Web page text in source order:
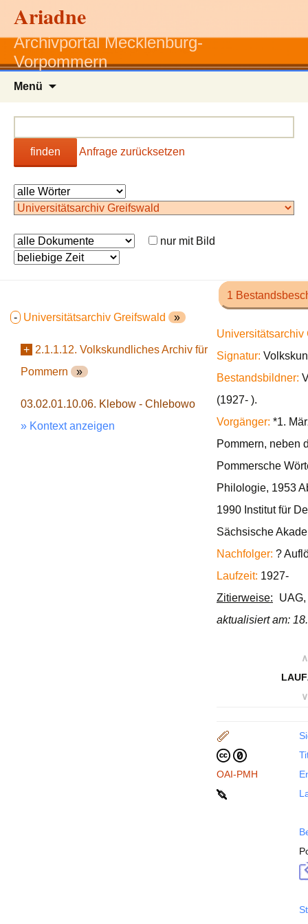
Ariadne
Archivportal Mecklenburg-
Vorpommern
Menü
finden Anfrage zurücksetzen
nur mit Bild
- Universitätsarchiv Greifswald »
+ 2.1.1.12. Volkskundliches Archiv für
Pommern »
03.02.01.10.06. Klebow - Chlebowo
» Kontext anzeigen
1
Signatur:
Bestandsbildner:
(1927- ).
Vorgänger: *1.
Pommern, neben
Pommersche
Philologie, 1953
1990 Institut für
Sächsische
Nachfolger: ?
Laufzeit: 1927-
Zitierweise:
aktualisiert am:
∧
∨
OAI-PMH